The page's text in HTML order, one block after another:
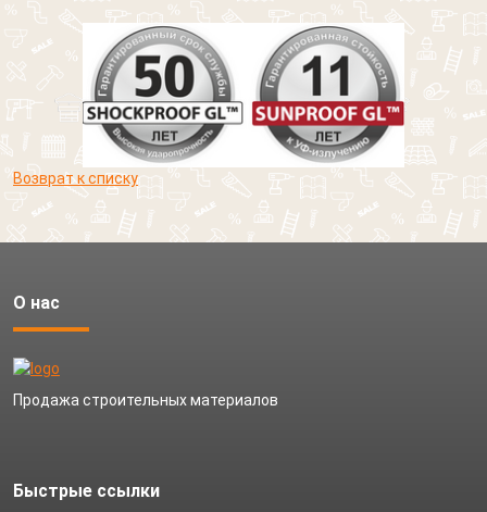
Возврат к списку
О нас
Продажа строительных материалов
Быстрые ссылки